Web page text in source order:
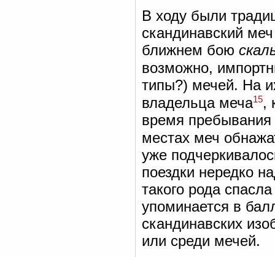
В ходу были
скандинавский
ближнем бою
возможно,
типы?) мечей. На
владельца меча15,
время пребывания
местах меч
уже
поездки нередко
такого рода
упоминается в
скандинавских
или среди мечей.